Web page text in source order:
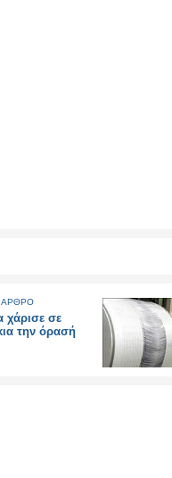
χάρισε σε
την όρασή